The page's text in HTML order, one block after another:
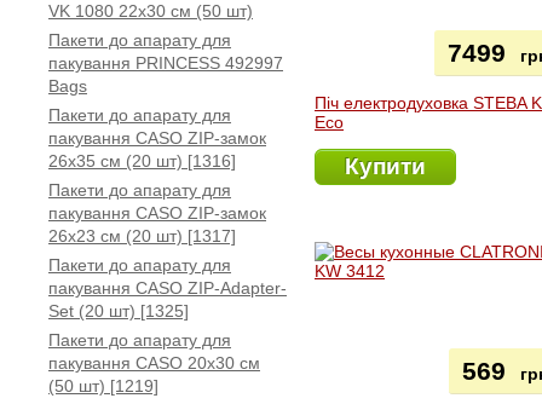
VK 1080 22x30 см (50 шт)
Пакети до апарату для
пакування PRINCESS 492997
Bags
Пакети до апарату для
пакування CASO ZIP-замок
26x35 см (20 шт) [1316]
Пакети до апарату для
пакування CASO ZIP-замок
26x23 см (20 шт) [1317]
Пакети до апарату для
пакування CASO ZIP-Adapter-
Set (20 шт) [1325]
Пакети до апарату для
пакування CASO 20х30 см
(50 шт) [1219]
Піч електродуховка STEBA
Eco
7499
Купити
569